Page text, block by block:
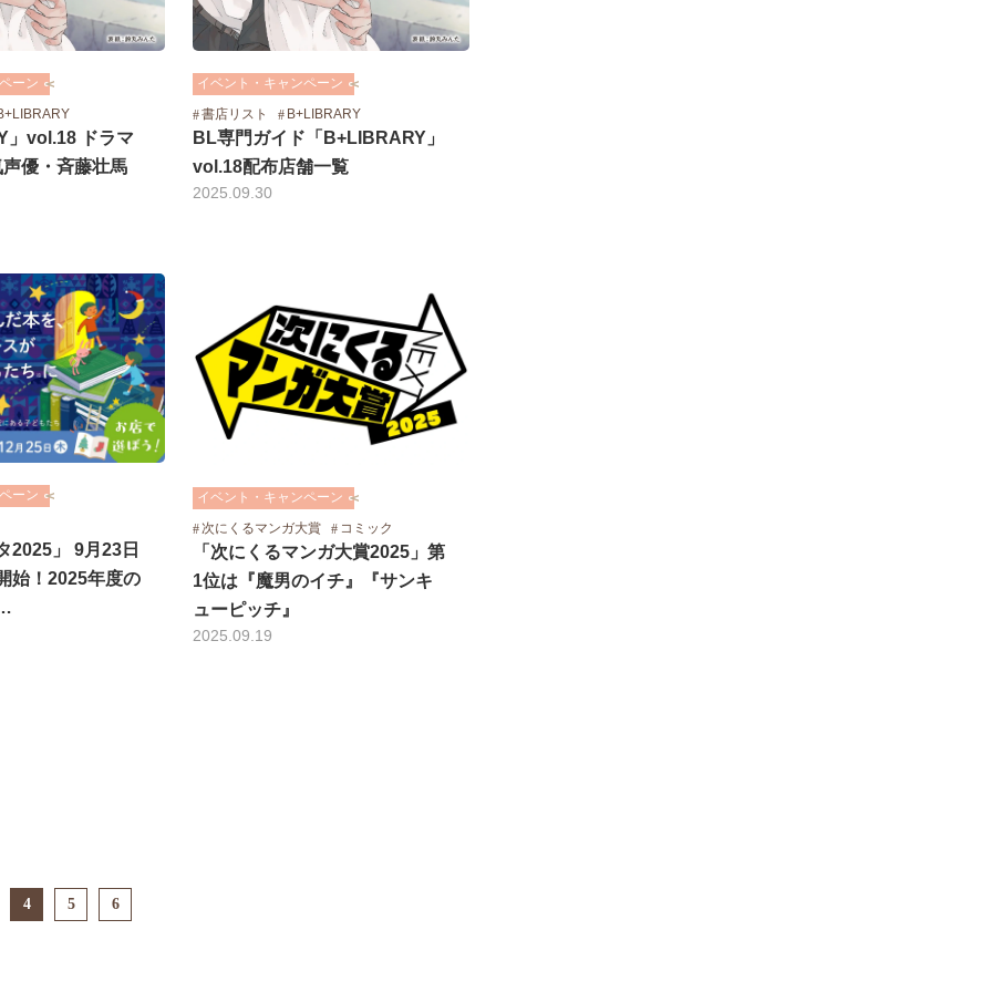
ーン
」vol.18 ドラマ
優・斉藤壮馬
イベント・キャンペーン
書店リスト
B+LIBRARY
BL専門ガイド「B+LIBRARY」
vol.18配布店舗一覧
2025.09.30
ーン
2025」 9月23日
始！2025年度の
イベント・キャンペーン
次にくるマンガ大賞
コミック
「次にくるマンガ大賞2025」第
1位は『魔男のイチ』『サンキ
ューピッチ』
2025.09.19
4 5 6